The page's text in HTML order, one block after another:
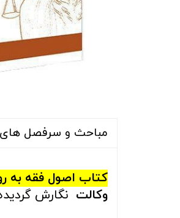
مباحث و سرفصل
کتاب اصول فقه به
وکالت نگارش